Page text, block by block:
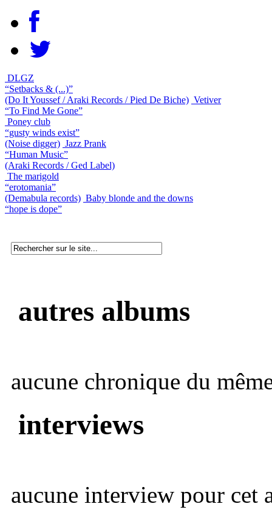
DLGZ
“Setbacks & (...)”
(Do It Youssef / Araki Records / Pied De Biche) Vetiver
“To Find Me Gone”
Poney club
“gusty winds exist”
(Noise digger) Jazz Prank
“Human Music”
(Araki Records / Ged Label)
The marigold
“erotomania”
(Demabula records) Baby blonde and the downs
“hope is dope”
autres albums
aucune chronique du
interviews
aucune interview pour cet